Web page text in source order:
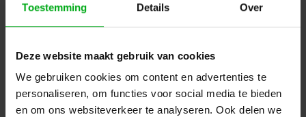
Toestemming Details Over
Deze website maakt gebruik van cookies
We gebruiken cookies om content en advertenties te
personaliseren, om functies voor social media te bieden
en om ons websiteverkeer te analyseren. Ook delen we